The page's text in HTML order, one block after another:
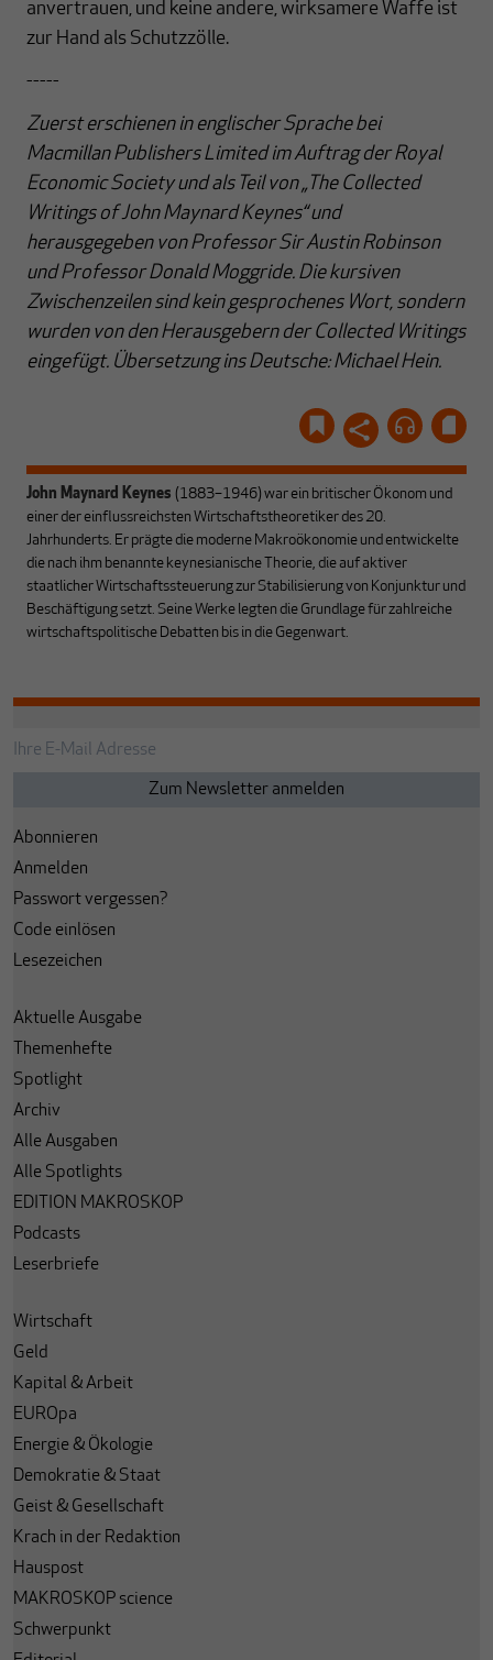
anvertrauen, und keine andere, wirksamere Waffe ist
zur Hand als Schutzzölle.
-----
Zuerst erschienen in englischer Sprache bei
Macmillan Publishers Limited im Auftrag der Royal
Economic Society und als Teil von „The Collected
Writings of John Maynard Keynes“ und
herausgegeben von Professor Sir Austin Robinson
und Professor Donald Moggride. Die kursiven
Zwischenzeilen sind kein gesprochenes Wort, sondern
wurden von den Herausgebern der Collected Writings
eingefügt. Übersetzung ins Deutsche: Michael Hein.
John Maynard Keynes (1883–1946) war ein britischer Ökonom und
einer der einflussreichsten Wirtschaftstheoretiker des 20.
Jahrhunderts. Er prägte die moderne Makroökonomie und entwickelte
die nach ihm benannte keynesianische Theorie, die auf aktiver
staatlicher Wirtschaftssteuerung zur Stabilisierung von Konjunktur und
Beschäftigung setzt. Seine Werke legten die Grundlage für zahlreiche
wirtschaftspolitische Debatten bis in die Gegenwart.
Abonnieren
Anmelden
Passwort vergessen?
Code einlösen
Lesezeichen
Aktuelle Ausgabe
Themenhefte
Spotlight
Archiv
Alle Ausgaben
Alle Spotlights
EDITION MAKROSKOP
Podcasts
Leserbriefe
Wirtschaft
Geld
Kapital & Arbeit
EUROpa
Energie & Ökologie
Demokratie & Staat
Geist & Gesellschaft
Krach in der Redaktion
Hauspost
MAKROSKOP science
Schwerpunkt